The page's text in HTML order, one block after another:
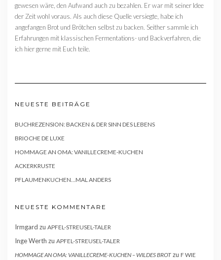
gewesen wäre, den Aufwand auch zu bezahlen. Er war mit seiner Idee
der Zeit wohl voraus. Als auch diese Quelle versiegte, habe ich
angefangen Brot und Brötchen selbst zu backen. Seither sammle ich
Erfahrungen mit klassischen Fermentations- und Backverfahren, die
ich hier gerne mit Euch teile.
NEUESTE BEITRÄGE
BUCHREZENSION: BACKEN & DER SINN DES LEBENS
BRIOCHE DE LUXE
HOMMAGE AN OMA: VANILLECREME-KUCHEN
ACKERKRUSTE
PFLAUMENKUCHEN…MAL ANDERS
NEUESTE KOMMENTARE
Irmgard zu APFEL-STREUSEL-TALER
Inge Werth zu APFEL-STREUSEL-TALER
HOMMAGE AN OMA: VANILLECREME-KUCHEN – WILDES BROT zu F WIE